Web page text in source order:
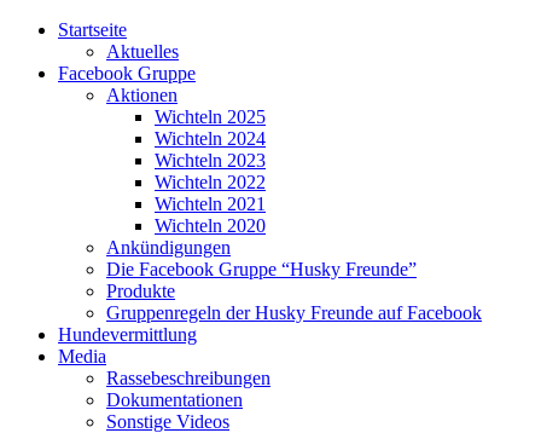
Startseite
Aktuelles
Facebook Gruppe
Aktionen
Wichteln 2025
Wichteln 2024
Wichteln 2023
Wichteln 2022
Wichteln 2021
Wichteln 2020
Ankündigungen
Die Facebook Gruppe “Husky Freunde”
Produkte
Gruppenregeln der Husky Freunde auf Facebook
Hundevermittlung
Media
Rassebeschreibungen
Dokumentationen
Sonstige Videos